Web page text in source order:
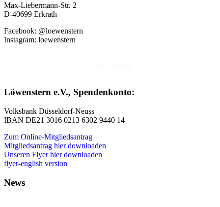
Max-Liebermann-Str. 2
D-40699 Erkrath
Facebook: @loewenstern
Instagram: loewenstern
Löwenstern e.V., Spendenkonto:
Volksbank Düsseldorf-Neuss
IBAN DE21 3016 0213 6302 9440 14
Zum Online-Mitgliedsantrag
Mitgliedsantrag hier downloaden
Unseren Flyer hier downloaden
flyer-english version
News